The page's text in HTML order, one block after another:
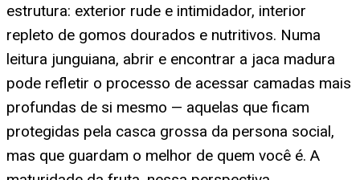
estrutura: exterior rude e intimidador, interior
repleto de gomos dourados e nutritivos. Numa
leitura junguiana, abrir e encontrar a jaca madura
pode refletir o processo de acessar camadas mais
profundas de si mesmo — aquelas que ficam
protegidas pela casca grossa da persona social,
mas que guardam o melhor de quem você é. A